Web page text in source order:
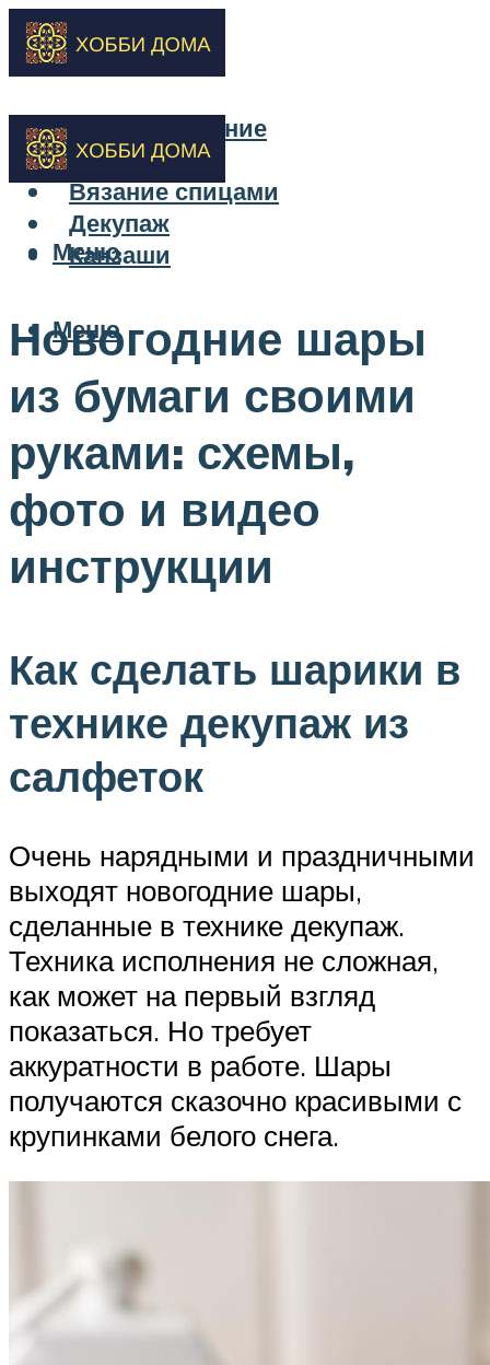
Бисероплетение
Вышивка
Вязание спицами
Декупаж
Канзаши
Меню
Меню
Новогодние шары
из бумаги своими
руками: схемы,
фото и видео
инструкции
Как сделать шарики в
технике декупаж из
салфеток
Очень нарядными и праздничными
выходят новогодние шары,
сделанные в технике декупаж.
Техника исполнения не сложная,
как может на первый взгляд
показаться. Но требует
аккуратности в работе. Шары
получаются сказочно красивыми с
крупинками белого снега.